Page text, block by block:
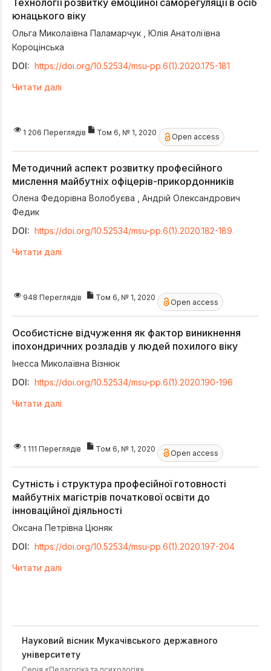
Технології розвитку емоційної саморегуляції в осіб
юнацького віку
Ольга Миколаївна Паламарчук
Юлія Анатоліївна
Короцінська
DOI: https://doi.org/10.52534/msu-pp.6(1).2020.175-181
Читати далі
1 206 Переглядів Том 6, № 1, 2020 Open access
Методичний аспект розвитку професійного
мислення майбутніх офіцерів-прикордонників
Олена Федорівна Волобуєва
Андрій Олександрович
Федик
DOI: https://doi.org/10.52534/msu-pp.6(1).2020.182-189
Читати далі
948 Переглядів Том 6, № 1, 2020 Open access
Особистісне відчуження як фактор виникнення
іпохондричних розладів у людей похилого віку
Інесса Миколаївна Візнюк
DOI: https://doi.org/10.52534/msu-pp.6(1).2020.190-196
Читати далі
1 111 Переглядів Том 6, № 1, 2020 Open access
Сутність і структура професійної готовності
майбутніх магістрів початкової освіти до
інноваційної діяльності
Оксана Петрівна Цюняк
DOI: https://doi.org/10.52534/msu-pp.6(1).2020.197-204
Читати далі
Науковий вісник Мукачівського державного
університету